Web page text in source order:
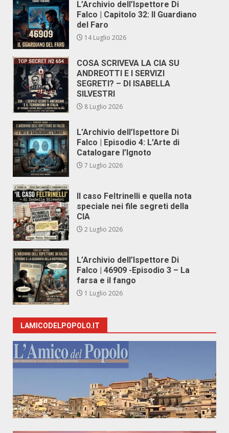
L’Archivio dell’Ispettore Di
Falco | Capitolo 32: Il Guardiano
del Faro
14 Luglio 2026
COSA SCRIVEVA LA CIA SU
ANDREOTTI E I SERVIZI
SEGRETI? – DI ISABELLA
SILVESTRI
8 Luglio 2026
L’Archivio dell’Ispettore Di
Falco | Episodio 4: L’Arte di
Catalogare l’Ignoto
7 Luglio 2026
Il caso Feltrinelli e quella nota
speciale nei file segreti della
CIA
2 Luglio 2026
L’Archivio dell’Ispettore Di
Falco | 46909 -Episodio 3 – La
farsa e il fango
1 Luglio 2026
LAMICODELPOPOLO.IT